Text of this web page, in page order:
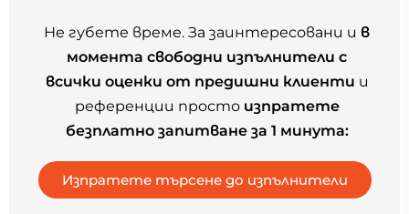
Не губете време. За заинтересовани и в
момента свободни изпълнители с
всички оценки от предишни клиенти и
референции просто изпратете
безплатно запитване за 1 минута: